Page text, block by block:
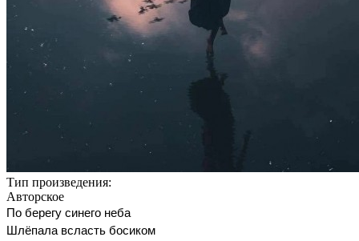
Тип произведения:
Авторское
По берегу синего неба
Шлёпала всласть босиком